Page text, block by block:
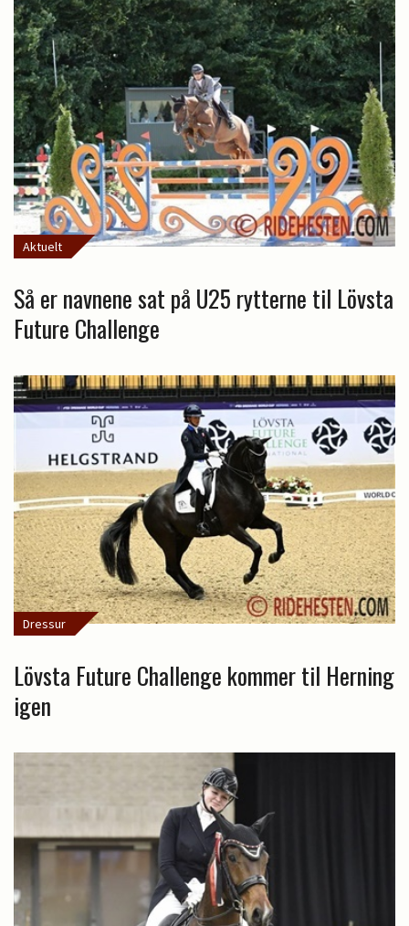
Aktuelt
Så er navnene sat på U25 rytterne til Lövsta
Future Challenge
Dressur
Lövsta Future Challenge kommer til Herning
igen